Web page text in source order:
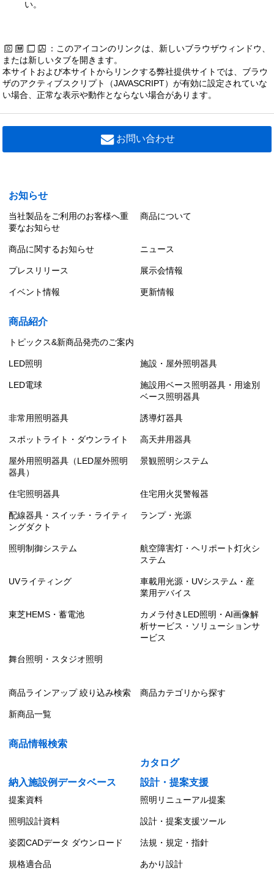
い。
：このアイコンのリンクは、新しいブラウザウィンドウ、
または新しいタブを開きます。
本サイトおよび本サイトからリンクする弊社提供サイトでは、ブラウ
ザのアクティブスクリプト（JAVASCRIPT）が有効に設定されていな
い場合、正常な表示や動作とならない場合があります。
お問い合わせ
お知らせ
当社製品をご利用のお客様へ重
要なお知らせ
商品について
商品に関するお知らせ ニュース
プレスリリース 展示会情報
イベント情報 更新情報
商品紹介
トピックス&新商品発売のご案内
LED照明 施設・屋外照明器具
LED電球
施設用ベース照明器具・用途別
ベース照明器具
非常用照明器具 誘導灯器具
スポットライト・ダウンライト 高天井用器具
屋外用照明器具（LED屋外照明
器具）
景観照明システム
住宅照明器具 住宅用火災警報器
配線器具・スイッチ・ライティ
ングダクト
ランプ・光源
照明制御システム
航空障害灯・ヘリポート灯火シ
ステム
UVライティング
車載用光源・UVシステム・産
業用デバイス
東芝HEMS・蓄電池
カメラ付きLED照明・AI画像解
析サービス・ソリューションサ
ービス
舞台照明・スタジオ照明
商品ラインアップ 絞り込み検索 商品カテゴリから探す
新商品一覧
商品情報検索
カタログ
納入施設例データベース
設計・提案支援
提案資料 照明リニューアル提案
照明設計資料 設計・提案支援ツール
姿図CADデータ ダウンロード 法規・規定・指針
規格適合品 あかり設計